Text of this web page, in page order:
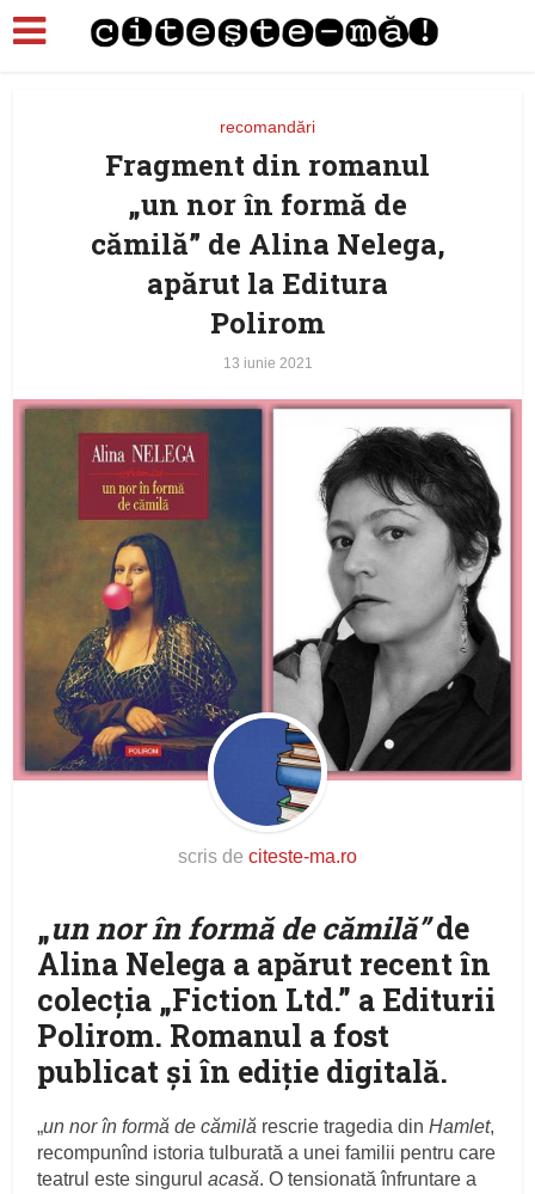
recomandări
Fragment din romanul
„un nor în formă de
cămilă” de Alina Nelega,
apărut la Editura
Polirom
13 iunie 2021
scris de citeste-ma.ro
„un nor în formă de cămilă”de
Alina Nelega a apărut recent în
colecţia „Fiction Ltd.” a Editurii
Polirom. Romanul a fost
publicat şi în ediţie digitală.
„un nor în formă de cămilă rescrie tragedia dinHamlet,
recompunînd istoria tulburată a unei familii pentru care
teatrul este singurulacasă. O tensionată înfruntare a